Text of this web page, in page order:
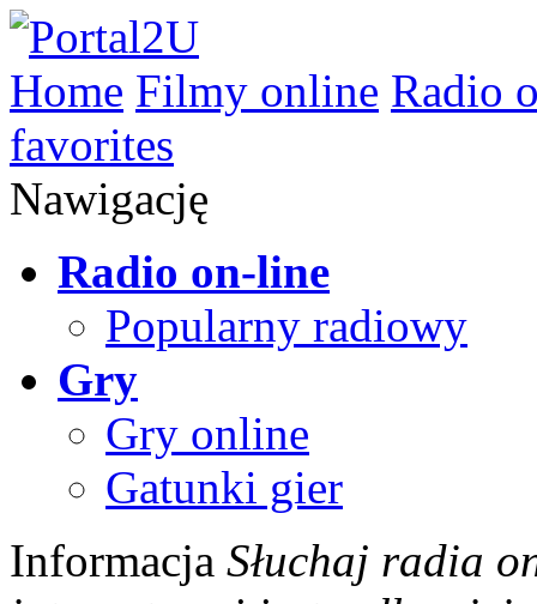
Home Filmy online Radio
favorites
Nawigację
Radio on-line
Popularny radiowy
Gry
Gry online
Gatunki gier
Informacja Słuchaj radia